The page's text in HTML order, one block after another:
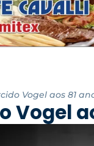
Vogel aos 81
Vogel